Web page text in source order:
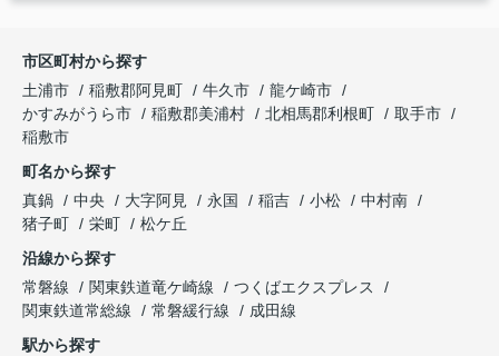
市区町村から探す
土浦市
稲敷郡阿見町 牛久市
龍ケ崎市
かすみがうら市
稲敷郡美浦村 北相馬郡利根町
取手市
稲敷市
町名から探す
真鍋
中央 大字阿見 永国 稲吉 小松
中村南
猪子町
栄町
松ケ丘
沿線から探す
常磐線
関東鉄道竜ケ崎線
つくばエクスプレス
関東鉄道常総線
常磐緩行線
成田線
駅から探す